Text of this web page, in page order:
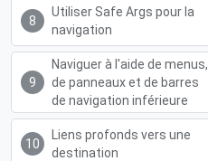
Utiliser Safe Args pour la
navigation
Naviguer à l'aide de menus,
de panneaux et de barres
de navigation inférieure
Liens profonds vers une
destination